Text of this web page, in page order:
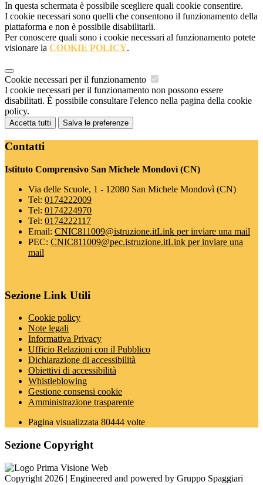
In questa schermata è possibile scegliere quali cookie consentire.
I cookie necessari sono quelli che consentono il funzionamento della
piattaforma e non è possibile disabilitarli.
Per conoscere quali sono i cookie necessari al funzionamento potete
visionare la COOKIE POLICY.
Cookie necessari per il funzionamento
I cookie necessari per il funzionamento non possono essere
disabilitati. È possibile consultare l'elenco nella pagina della cookie
policy.
Accetta tutti Salva le preferenze
Contatti
Istituto Comprensivo San Michele Mondovì (CN)
Via delle Scuole, 1 - 12080 San Michele Mondovì (CN)
Tel: 0174222009
Tel: 0174224970
Tel: 0174222117
Email: CNIC811009@istruzione.itLink per inviare una mail
PEC: CNIC811009@pec.istruzione.itLink per inviare una
mail
Sezione Link Utili
Cookie policy
Note legali
Informativa Privacy
Ufficio Relazioni con il Pubblico
Dichiarazione di accessibilità
Obiettivi di accessibilità
Whistleblowing
Gestione consensi cookie
Amministrazione trasparente
Pagina visualizzata 80444 volte
Sezione Copyright
Copyright 2026 | Engineered and powered by Gruppo Spaggiari